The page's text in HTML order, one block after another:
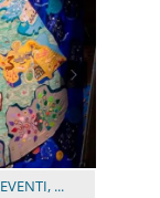
EVENTI, ...